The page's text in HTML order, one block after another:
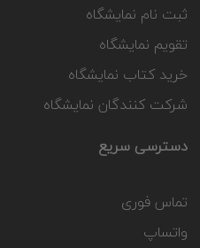
ثبت نام نمایشگاه
تقویم نمایشگاه
خرید کتاب نمایشگاه
شرکت کنندگان نمایشگاه
دسترسی سریع
تماس فوری
واتساپ